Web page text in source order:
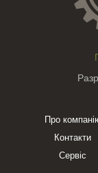
Про
Контакти
Сервіс